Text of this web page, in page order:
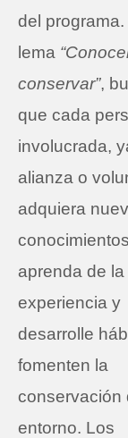
del programa.
lema
conservar”,
que cada
involucrada,
alianza o
adquiera
aprenda de la
experiencia y
desarrolle
fomenten la
conservación
entorno. Los